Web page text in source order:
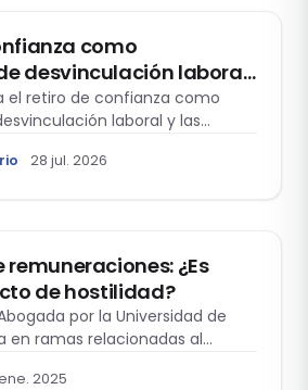
como
desvinculación laboral:
de la casación
2024 loreto
el retiro de confianza como
laboral y las
jurisprudenciales sobre
a partir de la
28 jul. 2026
remuneraciones: ¿Es
de hostilidad?
por la Universidad de
en ramas relacionadas al
2025